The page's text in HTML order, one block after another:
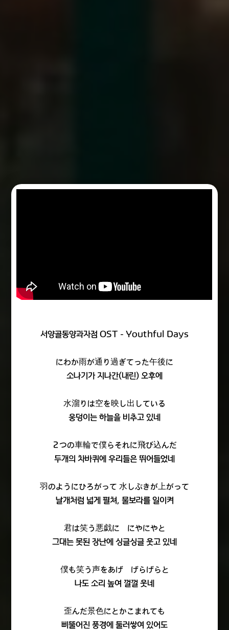
서양골동양과자점 OST - Youthful Days
にわか雨が通り過ぎてった午後に
소나기가 지나간(내린) 오후에
水溜りは空を映し出している
웅덩이는 하늘을 비추고 있네
２つの車輪で僕らそれに飛び込んだ
두개의 차바퀴에 우리들은 뛰어들었네
羽のようにひろがって 水しぶきが上がって
날개처럼 넓게 펼쳐, 물보라를 일이켜
君は笑う悪戯に にやにやと
그대는 못된 장난에 싱글싱글 웃고 있네
僕も笑う声をあげ げらげらと
나도 소리 높여 껄껄 웃네
歪んだ景色にとかこまれても
삐뚤어진 풍경에 둘러쌓여 있어도